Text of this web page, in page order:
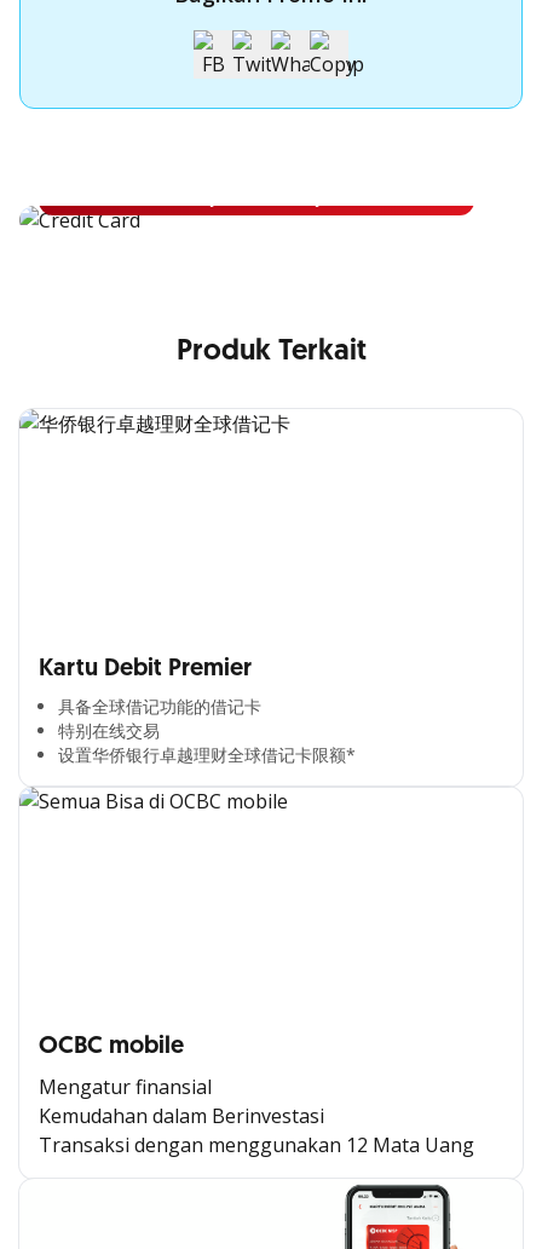
Apply Kartu Kredit OCBC NISP
Produk Terkait
Kartu Debit Premier
具备全球借记功能的借记卡​
特别在线交易​
设置华侨银行卓越理财全球借记卡限额*​
OCBC mobile
Mengatur finansial
Kemudahan dalam Berinvestasi
Transaksi dengan menggunakan 12 Mata Uang